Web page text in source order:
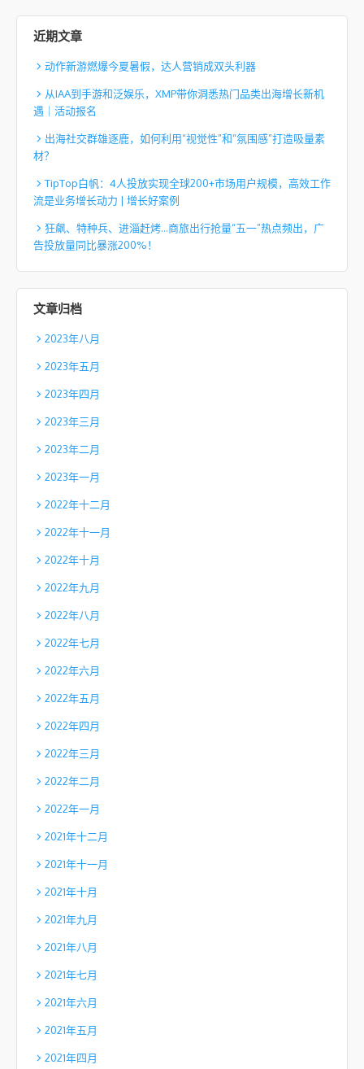
近期文章
动作新游燃爆今夏暑假，达人营销成双头利器
从IAA到手游和泛娱乐，XMP带你洞悉热门品类出海增长新机
遇｜活动报名
出海社交群雄逐鹿，如何利用“视觉性”和“氛围感”打造吸量素
材？
TipTop白帆：4人投放实现全球200+市场用户规模，高效工作
流是业务增长动力 | 增长好案例
狂飙、特种兵、进淄赶烤…商旅出行抢量“五一”热点频出，广
告投放量同比暴涨200%！
文章归档
2023年八月
2023年五月
2023年四月
2023年三月
2023年二月
2023年一月
2022年十二月
2022年十一月
2022年十月
2022年九月
2022年八月
2022年七月
2022年六月
2022年五月
2022年四月
2022年三月
2022年二月
2022年一月
2021年十二月
2021年十一月
2021年十月
2021年九月
2021年八月
2021年七月
2021年六月
2021年五月
2021年四月